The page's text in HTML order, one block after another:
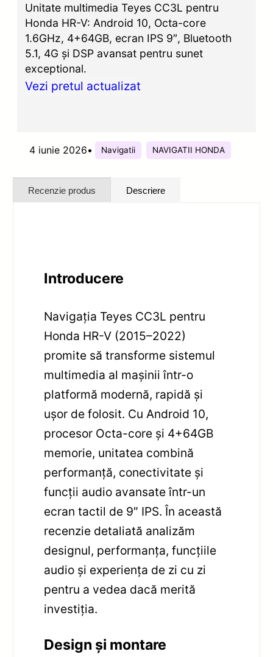
Unitate multimedia Teyes CC3L pentru
Honda HR-V: Android 10, Octa-core
1.6GHz, 4+64GB, ecran IPS 9″, Bluetooth
5.1, 4G și DSP avansat pentru sunet
exceptional.
Vezi pretul actualizat
4 iunie 2026• Navigatii NAVIGATII HONDA
Recenzie produs Descriere
Introducere
Navigația Teyes CC3L pentru
Honda HR-V (2015–2022)
promite să transforme sistemul
multimedia al mașinii într-o
platformă modernă, rapidă și
ușor de folosit. Cu Android 10,
procesor Octa-core și 4+64GB
memorie, unitatea combină
performanță, conectivitate și
funcții audio avansate într-un
ecran tactil de 9″ IPS. În această
recenzie detaliată analizăm
designul, performanța, funcțiile
audio și experiența de zi cu zi
pentru a vedea dacă merită
investiția.
Design și montare